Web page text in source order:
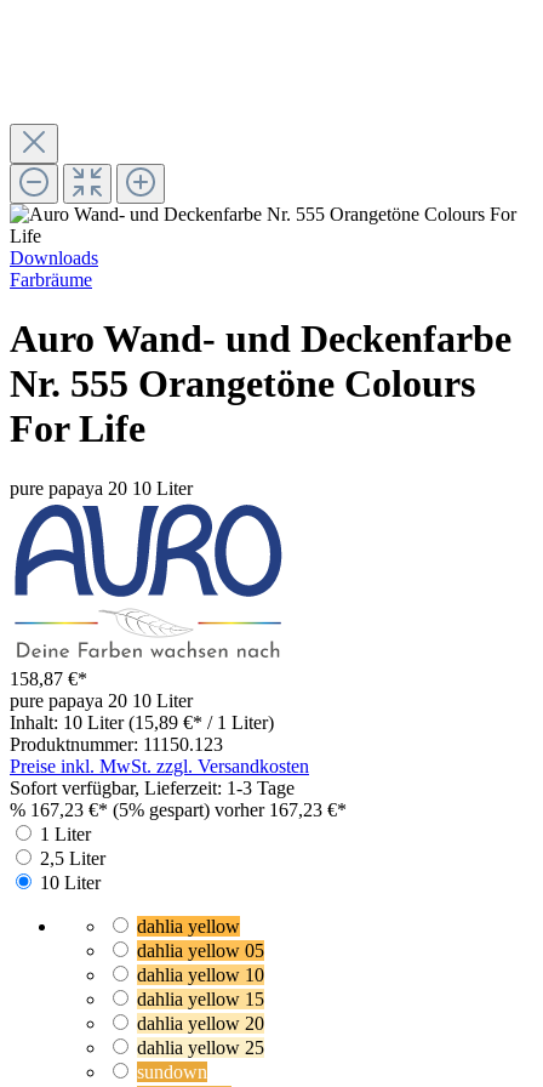
Downloads
Farbräume
Auro Wand- und Deckenfarbe
Nr. 555 Orangetöne Colours
For Life
pure papaya 20 10 Liter
158,87 €*
pure papaya 20 10 Liter
Inhalt: 10 Liter (15,89 €* / 1 Liter)
Produktnummer: 11150.123
Preise inkl. MwSt. zzgl. Versandkosten
Sofort verfügbar, Lieferzeit: 1-3 Tage
% 167,23 €* (5% gespart) vorher 167,23 €*
1 Liter
2,5 Liter
10 Liter
dahlia yellow
dahlia yellow 05
dahlia yellow 10
dahlia yellow 15
dahlia yellow 20
dahlia yellow 25
sundown